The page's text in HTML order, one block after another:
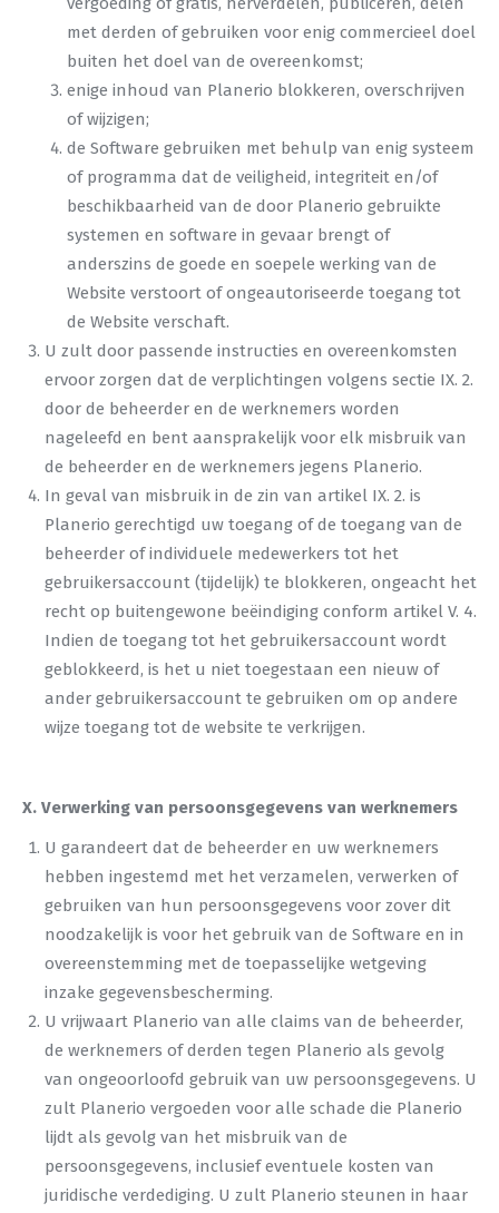
met derden of gebruiken voor enig commercieel doel
buiten het doel van de overeenkomst;
enige inhoud van Planerio blokkeren, overschrijven
of wijzigen;
de Software gebruiken met behulp van enig systeem
of programma dat de veiligheid, integriteit en/of
beschikbaarheid van de door Planerio gebruikte
systemen en software in gevaar brengt of
anderszins de goede en soepele werking van de
Website verstoort of ongeautoriseerde toegang tot
de Website verschaft.
U zult door passende instructies en overeenkomsten
ervoor zorgen dat de verplichtingen volgens sectie IX. 2.
door de beheerder en de werknemers worden
nageleefd en bent aansprakelijk voor elk misbruik van
de beheerder en de werknemers jegens Planerio.
In geval van misbruik in de zin van artikel IX. 2. is
Planerio gerechtigd uw toegang of de toegang van de
beheerder of individuele medewerkers tot het
gebruikersaccount (tijdelijk) te blokkeren, ongeacht het
recht op buitengewone beëindiging conform artikel V. 4.
Indien de toegang tot het gebruikersaccount wordt
geblokkeerd, is het u niet toegestaan een nieuw of
ander gebruikersaccount te gebruiken om op andere
wijze toegang tot de website te verkrijgen.
X. Verwerking van persoonsgegevens van werknemers
U garandeert dat de beheerder en uw werknemers
hebben ingestemd met het verzamelen, verwerken of
gebruiken van hun persoonsgegevens voor zover dit
noodzakelijk is voor het gebruik van de Software en in
overeenstemming met de toepasselijke wetgeving
inzake gegevensbescherming.
U vrijwaart Planerio van alle claims van de beheerder,
de werknemers of derden tegen Planerio als gevolg
van ongeoorloofd gebruik van uw persoonsgegevens. U
zult Planerio vergoeden voor alle schade die Planerio
lijdt als gevolg van het misbruik van de
persoonsgegevens, inclusief eventuele kosten van
juridische verdediging. U zult Planerio steunen in haar